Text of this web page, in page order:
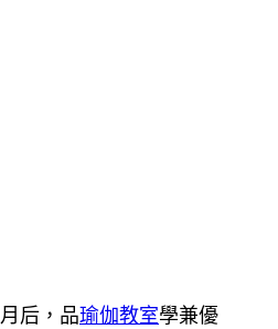
后，品瑜伽教室學兼優